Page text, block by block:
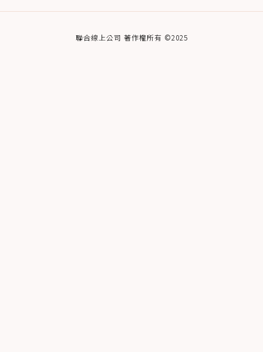
聯合線上公司 著作權所有 ©2025